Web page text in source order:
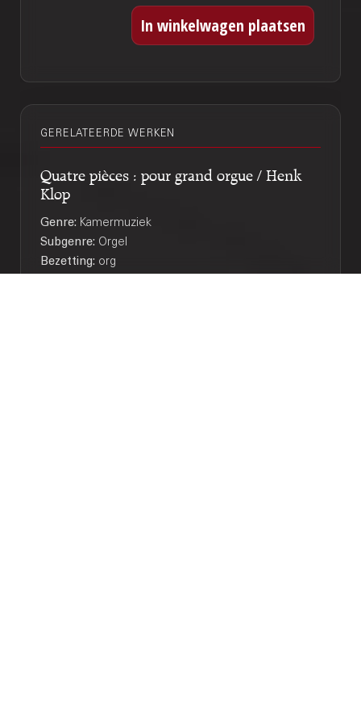
GERELATEERDE WERKEN
Quatre pièces : pour grand orgue / Henk
Klop
Genre: Kamermuziek
Subgenre: Orgel
Bezetting: org